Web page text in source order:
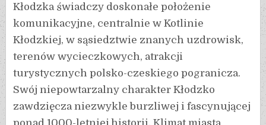
Kłodzka świadczy doskonałe położenie
komunikacyjne, centralnie w Kotlinie
Kłodzkiej, w sąsiedztwie znanych uzdrowisk,
terenów wycieczkowych, atrakcji
turystycznych polsko-czeskiego pogranicza.
Swój niepowtarzalny charakter Kłodzko
zawdzięcza niezwykle burzliwej i fascynującej
ponad 1000-letniej historii. Klimat miasta